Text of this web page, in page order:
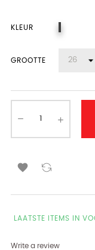
KLEUR
GROOTTE

LAATSTE ITEMS IN
Write a review